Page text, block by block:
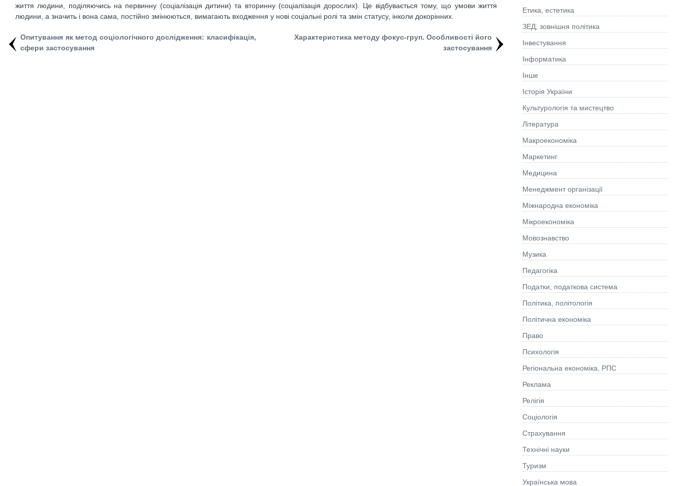
життя людини, поділяючись на первинну (соціалізація дитини) та вторинну (соціалізація дорослих). Це відбувається тому, що умови життя
людини, а значить і вона сама, постійно змінюються, вимагають входження у нові соціальні ролі та змін статусу, інколи докорінних.
Опитування як метод соціологічного дослідження: класифікація,
сфери застосування
Характеристика методу фокус-груп. Особливості його
застосування
Етика, естетика
ЗЕД, зовнішня політика
Інвестування
Інформатика
Інше
Історія України
Культурологія та мистецтво
Літературa
Макроекономіка
Маркетинг
Медицина
Менеджмент організації
Міжнародна економіка
Мікроекономіка
Мовознавство
Музика
Педагогіка
Податки, податкова система
Політика, політологія
Політична економіка
Право
Психологія
Регіональна економіка, РПС
Реклама
Релігія
Соціологія
Страхування
Технічні науки
Туризм
Українська мова